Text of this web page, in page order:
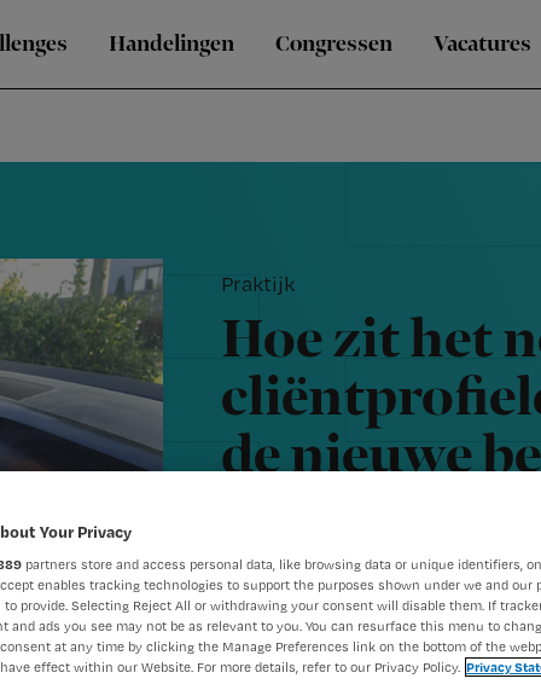
Handelingen Congressen Vacatures
Praktijk
Hoe zit het
de nieuwe
Auteur:Nienke Berends20 maart
Your Privacy
partners store and access personal data, like browsing data or unique identifiers,
enables tracking technologies to support the purposes shown under we and our
to provide. Selecting Reject All or withdrawing your consent will disable them. If
and ads you see may not be as relevant to you. You can resurface this menu to
at any time by clicking the Manage Preferences link on the bottom of the
effect within our Website. For more details, refer to our Privacy Policy. Privacy